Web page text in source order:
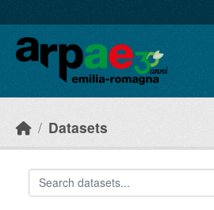
Datasets